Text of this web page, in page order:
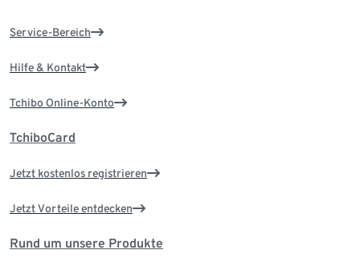
Service-Bereich
Hilfe & Kontakt
Tchibo Online-Konto
TchiboCard
Jetzt kostenlos registrieren
Jetzt Vorteile entdecken
Rund um unsere Produkte